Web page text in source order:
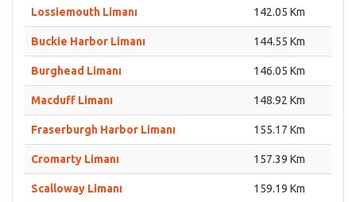
Lossiemouth Limanı 142.05 Km
Buckie Harbor Limanı 144.55 Km
Burghead Limanı 146.05 Km
Macduff Limanı 148.92 Km
Fraserburgh Harbor Limanı 155.17 Km
Cromarty Limanı 157.39 Km
Scalloway Limanı 159.19 Km